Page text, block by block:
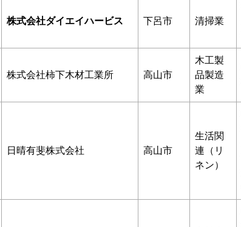
株式会社ダイエイハービス 下呂市 清掃業
株式会社柿下木材工業所 高山市
木工製
品製造
業
日晴有斐株式会社 高山市
生活関
連（リ
ネン）